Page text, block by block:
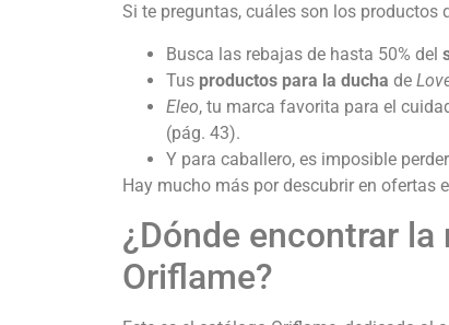
Si te preguntas, cuáles son los
Busca las rebajas de hasta 50% del
Tus productos para la ducha de
Eleo, tu marca favorita para el
(pág. 43).
Y para caballero, es imposible
Hay mucho más por descubrir en ofertas
¿Dónde encontrar
Oriflame?